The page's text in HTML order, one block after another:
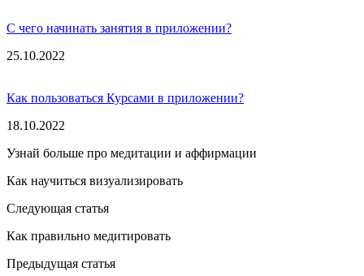
С чего начинать занятия в приложении?
25.10.2022
Как пользоваться Курсами в приложении?
18.10.2022
Узнай больше про медитации и аффирмации
Как научиться визуализировать
Следующая статья
Как правильно медитировать
Предыдущая статья